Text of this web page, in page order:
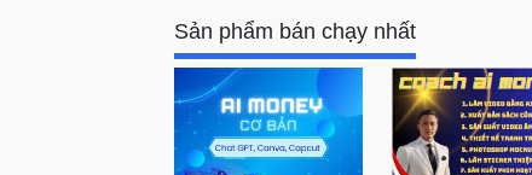
Sản phẩm bán chạy nhất